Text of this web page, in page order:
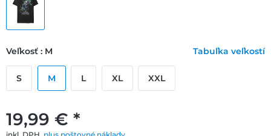
19,99 € *
Veľkosť : M Tabuľka veľkostí
S M L XL XXL